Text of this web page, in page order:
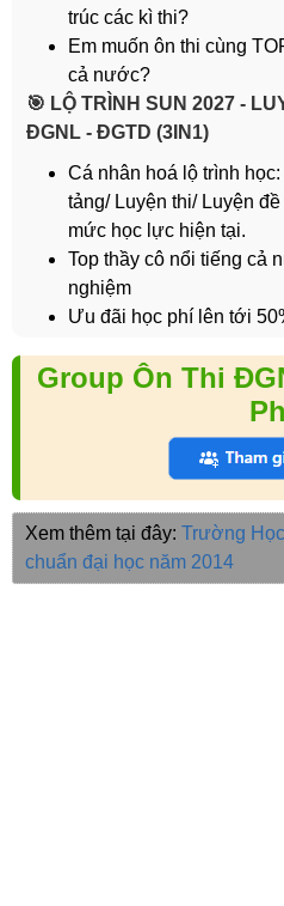
trúc các kì thi?
Em muốn ôn thi cùng
cả nước?
️🎯 LỘ TRÌNH SUN 2027 -
ĐGNL - ĐGTD (3IN1)
Cá nhân hoá lộ trình
tảng/ Luyện thi/ Luyện
mức học lực hiện tại.
Top thầy cô nổi tiếng cả
nghiệm
Ưu đãi học phí lên tới
Group Ôn Thi
Xem thêm tại đây: Trường
chuẩn đại học năm 2014